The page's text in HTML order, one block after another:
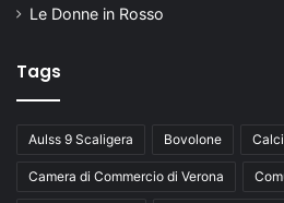
Le Donne in Rosso
Tags
Aulss 9 Scaligera Bovolone
Camera di Commercio di Verona